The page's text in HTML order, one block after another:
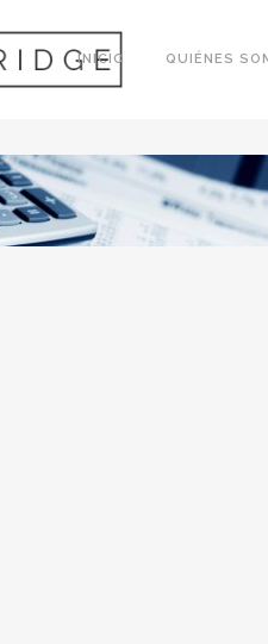
INICIO QUIÉNES